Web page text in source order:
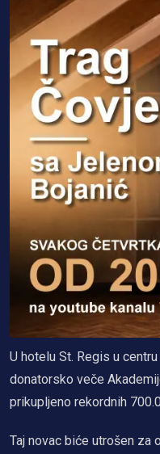
U hotelu St. Regis u
donatorsko veče
prikupljeno rekordnih
Taj novac biće utrošen za